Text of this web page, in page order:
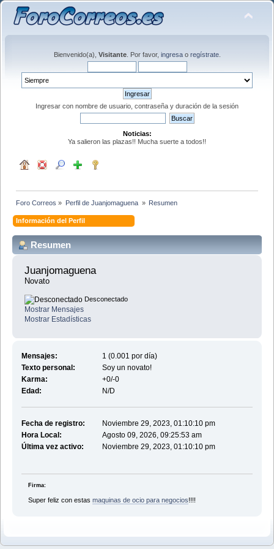
Bienvenido(a), Visitante. Por favor, ingresao regístrate.
Ingresar con nombre de usuario, contraseña y duración de la sesión
Noticias:
Ya salieron las plazas!! Mucha suerte a todos!!
Foro Correos » Perfil de Juanjomaguena » Resumen
Información del Perfil
Resumen
Juanjomaguena
Novato
Desconectado
Mostrar Mensajes
Mostrar Estadísticas
Mensajes:
1 (0.001 por día)
Texto personal:
Soy un novato!
Karma:
+0/-0
Edad:
N/D
Fecha de registro:
Noviembre 29, 2023, 01:10:10 pm
Hora Local:
Agosto 09, 2026, 09:25:53 am
Última vez activo:
Noviembre 29, 2023, 01:10:10 pm
Firma:
Super feliz con estas maquinas de ocio para negocios!!!!